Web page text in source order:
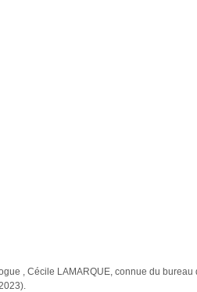
, Cécile LAMARQUE, connue du bureau